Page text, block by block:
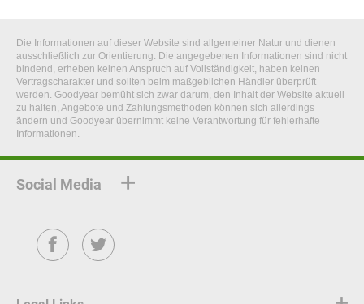
Die Informationen auf dieser Website sind allgemeiner Natur und dienen
ausschließlich zur Orientierung. Die angegebenen Informationen sind nicht
bindend, erheben keinen Anspruch auf Vollständigkeit, haben keinen
Vertragscharakter und sollten beim maßgeblichen Händler überprüft
werden. Goodyear bemüht sich zwar darum, den Inhalt der Website aktuell
zu halten, Angebote und Zahlungsmethoden können sich allerdings
ändern und Goodyear übernimmt keine Verantwortung für fehlerhafte
Informationen.
Social Media
FacebookTwitter